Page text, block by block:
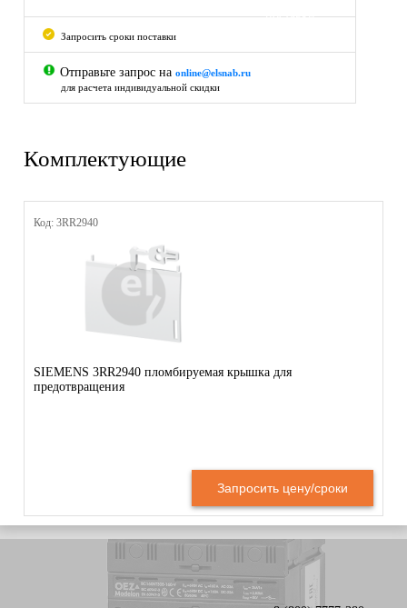
поставки
Запросить сроки поставки
Отправьте запрос на online@elsnab.ru
для расчета индивидуальной скидки
Комплектующие
Код: 3RR2940
SIEMENS 3RR2940 пломбируемая крышка для
предотвращения
Запросить цену/сроки